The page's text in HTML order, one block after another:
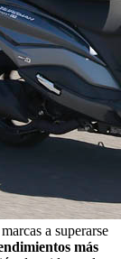
a superarse
más